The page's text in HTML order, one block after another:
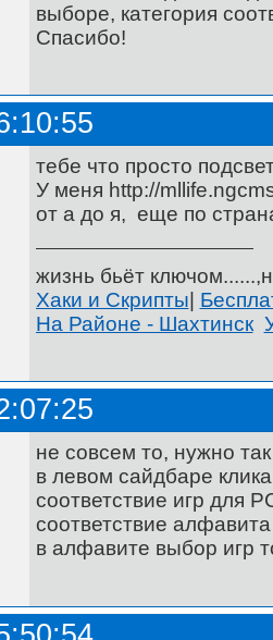
выборе, категория
Спасибо!
тебе что просто
У меня http://
от а до я, еще по
жизнь бьёт
Хаки и Скрипты|
На Районе - Шахтинск
не совсем то, нужно так
в левом сайдбаре
соответствие игр для
соответствие
в алфавите выбор игр